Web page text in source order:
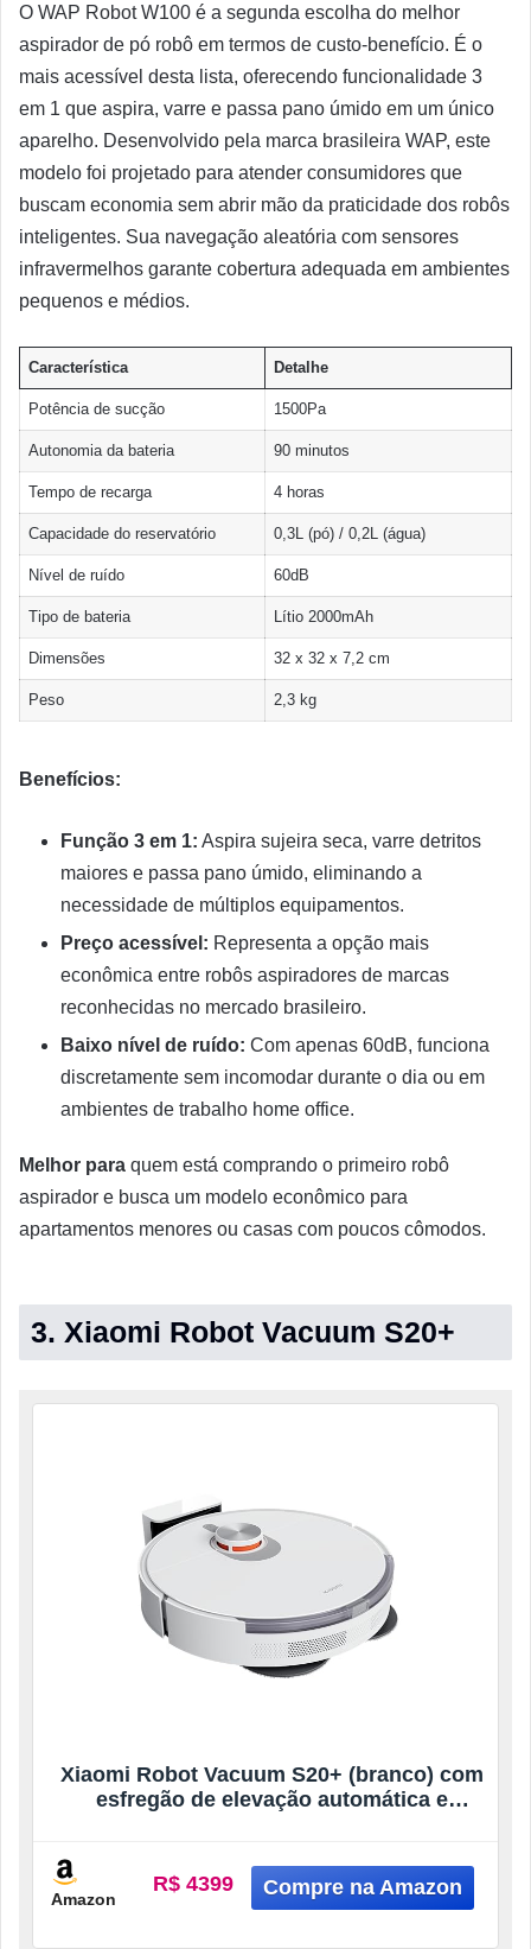
O WAP Robot W100 é a segunda escolha do melhor
aspirador de pó robô em termos de custo-benefício. É o
mais acessível desta lista, oferecendo funcionalidade 3
em 1 que aspira, varre e passa pano úmido em um único
aparelho. Desenvolvido pela marca brasileira WAP, este
modelo foi projetado para atender consumidores que
buscam economia sem abrir mão da praticidade dos robôs
inteligentes. Sua navegação aleatória com sensores
infravermelhos garante cobertura adequada em ambientes
pequenos e médios.
Característica Detalhe
Potência de sucção 1500Pa
Autonomia da bateria 90 minutos
Tempo de recarga 4 horas
Capacidade do reservatório 0,3L (pó) / 0,2L (água)
Nível de ruído 60dB
Tipo de bateria Lítio 2000mAh
Dimensões 32 x 32 x 7,2 cm
Peso 2,3 kg
Benefícios:
Função 3 em 1: Aspira sujeira seca, varre detritos
maiores e passa pano úmido, eliminando a
necessidade de múltiplos equipamentos.
Preço acessível: Representa a opção mais
econômica entre robôs aspiradores de marcas
reconhecidas no mercado brasileiro.
Baixo nível de ruído: Com apenas 60dB, funciona
discretamente sem incomodar durante o dia ou em
ambientes de trabalho home office.
Melhor para quem está comprando o primeiro robô
aspirador e busca um modelo econômico para
apartamentos menores ou casas com poucos cômodos.
3. Xiaomi Robot Vacuum S20+
Xiaomi Robot Vacuum S20+ (branco) com
esfregão de elevação automática e
execução de 170 minutos, controle WiFi
Amazon
R$ 4399